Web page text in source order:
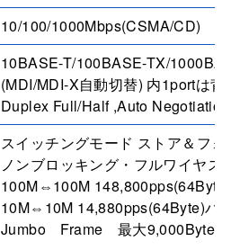
10/100/1000Mbps(CSMA/CD)
10BASE-T/100BASE-TX/
(MDI/MDI-X自動切替) 内1portは背
Duplex Full/Half ,Auto
スイッチングモード ストア＆フ
ノンブロッキング・フルワイヤ
100M⇔100M 148,800pps(64Byte)
10M⇔10M 14,880pps(64Byte)バ
Jumbo Frame 最大9,000Byte